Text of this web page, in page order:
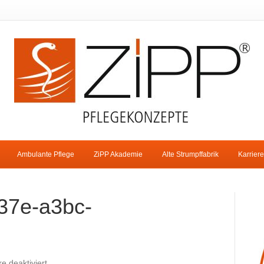
Ambulante Pflege ZiPP Akademie Alte Strumpffabrik Karriere
a3bc-